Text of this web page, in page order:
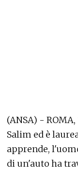
(ANSA) -
Salim ed è
apprende,
di un'auto ha